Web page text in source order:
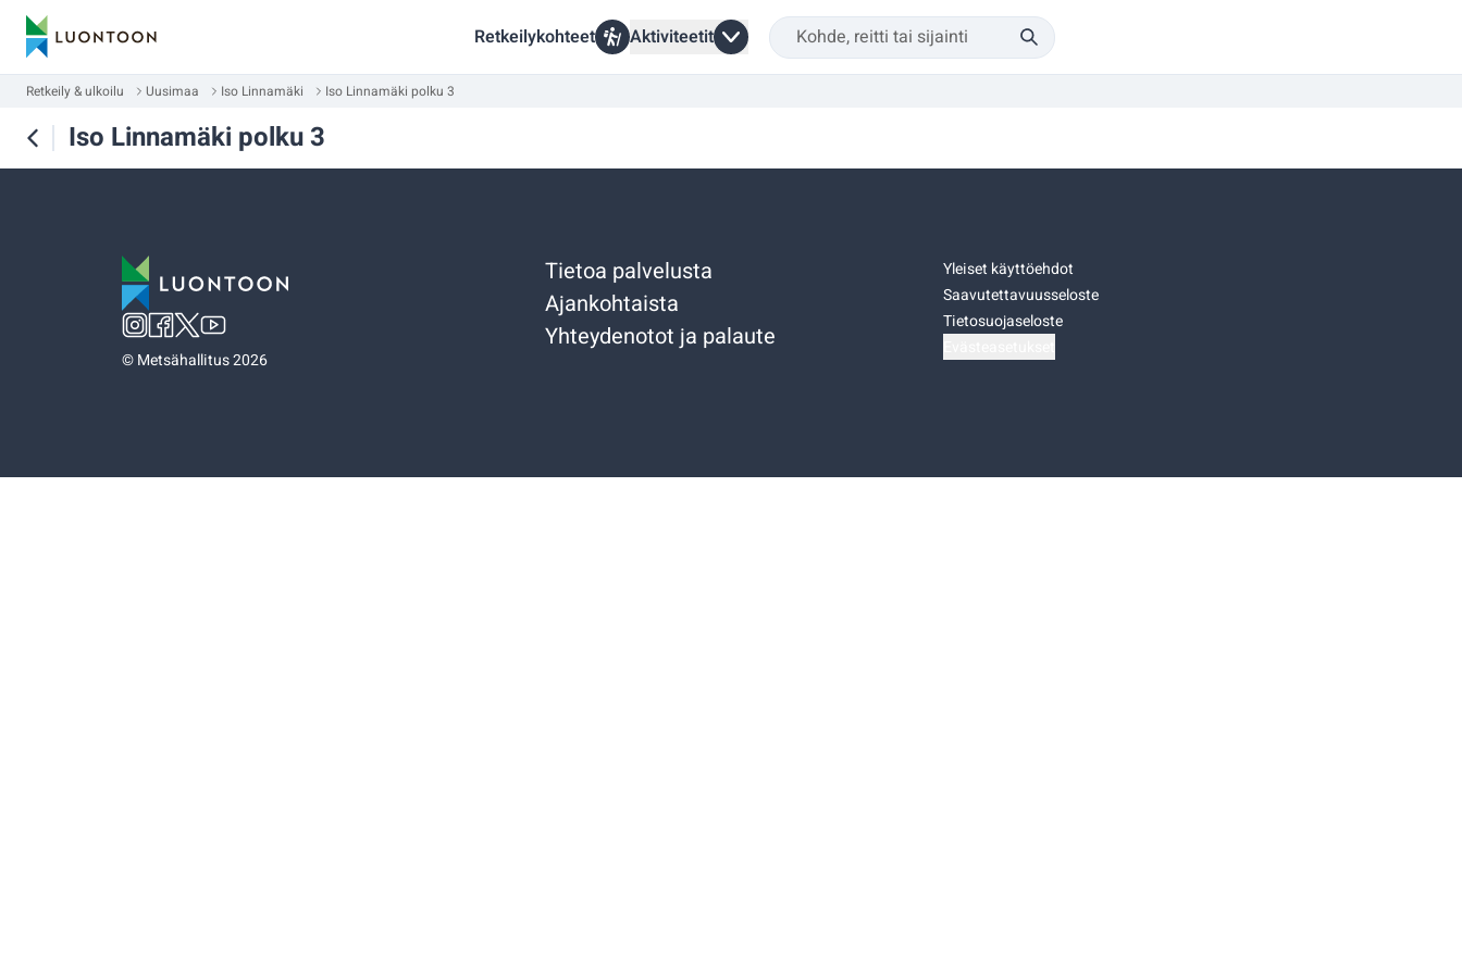
Retkeilykohteet Aktiviteetit
Retkeily & ulkoilu Uusimaa Iso Linnamäki Iso Linnamäki polku 3
Iso Linnamäki polku 3
©Metsähallitus 2026
Tietoa palvelusta
Ajankohtaista
Yhteydenotot ja palaute
Yleiset käyttöehdot
Saavutettavuusseloste
Tietosuojaseloste